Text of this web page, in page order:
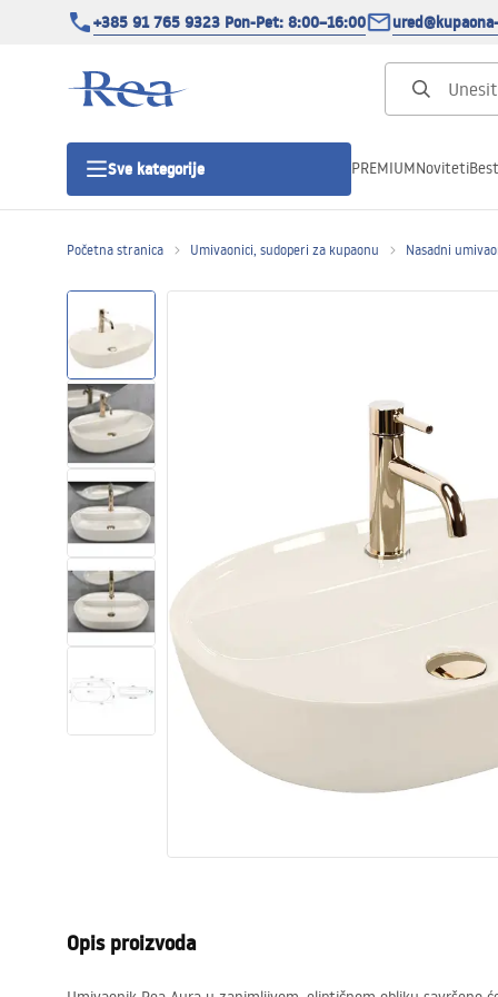
+385 91 765 9323 Pon-Pet: 8:00–16:00
Sve kategorije
Tuš vrata
Tuš Kanalice
WC školjke
Umivaonici
Kade i paravani
Miješalice, pipe, slavine
PREMIUMNoviteti
Početna stranica Umivaonici, sudoperi za kupaonu Nasadni
Opis proizvoda